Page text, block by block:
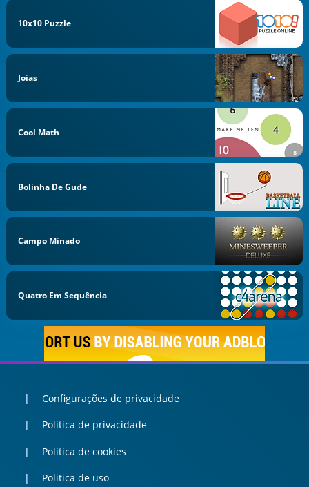
10x10 Puzzle
Joias
Cool Math
Bolinha De Gude
Campo Minado
Quatro Em Sequência
Configurações de privacidade
Politica de privacidade
Politica de cookies
Politica de uso